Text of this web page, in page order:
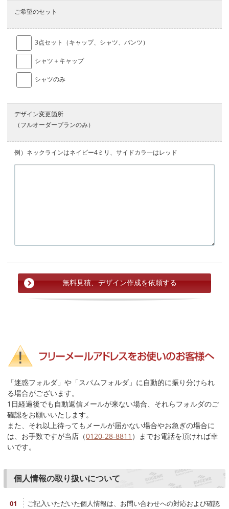
ご希望のセット
3点セット（キャップ、シャツ、パンツ）
シャツ＋キャップ
シャツのみ
デザイン変更箇所
（フルオーダープランのみ）
例）ネックラインはネイビー4ミリ、サイドカラ―はレッド
「迷惑フォルダ」や「スパムフォルダ」に自動的に振り分けられ
る場合がございます。
1日経過後でも自動返信メールが来ない場合、それらフォルダのご
確認をお願いいたします。
また、それ以上待ってもメールが届かない場合やお急ぎの場合に
は、お手数ですが当店（0120-28-8811 ）までお電話を頂ければ幸
いです。
個人情報の取り扱いについて
ご記入いただいた個人情報は、お問い合わせへの対応および確認